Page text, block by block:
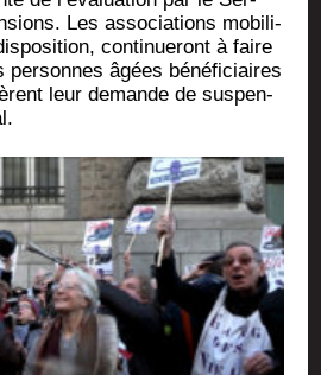
Les asso­cia­tions mobi­li­
conti­nue­ront à faire
per­sonnes âgées béné­fi­ciaires
leur demande de sus­pen­